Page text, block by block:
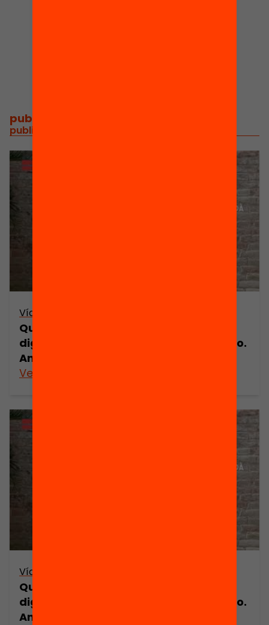
publicacions i vídeos
publicacions i vídeos relacionats
Vídeo
Quin paper juguen les tecnologies
digitals en l’educació? Juana M Sancho.
Anuari 2020
Veure’n més
Vídeo
Quin paper juguen les tecnologies
digitals en l’educació? Juana M Sancho.
Anuari 2020